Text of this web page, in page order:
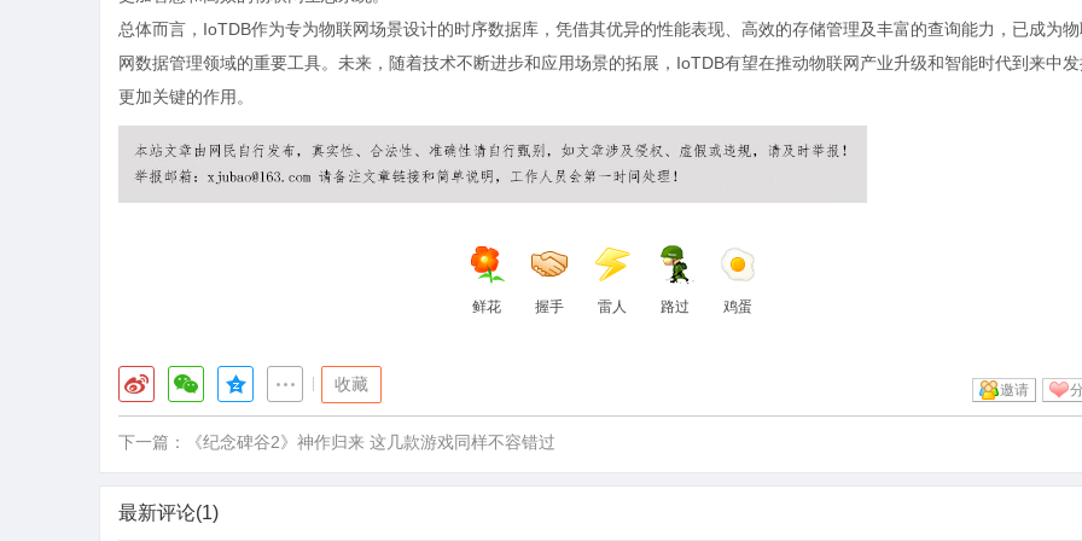
总体而言，IoTDB作为专为物联网场景设计的时序数据库，凭借其优异的性能表现、高效的存储管理及丰富的查询能力，已成为物
网数据管理领域的重要工具。未来，随着技术不断进步和应用场景的拓展，IoTDB有望在推动物联网产业升级和智能时代到来中
更加关键的作用。
鲜花 握手 雷人 路过 鸡蛋
收藏 邀请
下一篇： 《纪念碑谷2》神作归来 这几款游戏同样不容错过
最新评论(1)